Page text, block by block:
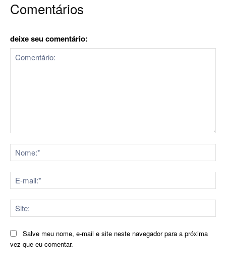
Comentários
deixe seu comentário:
Salve meu nome, e-mail e site neste navegador para a próxima
vez que eu comentar.